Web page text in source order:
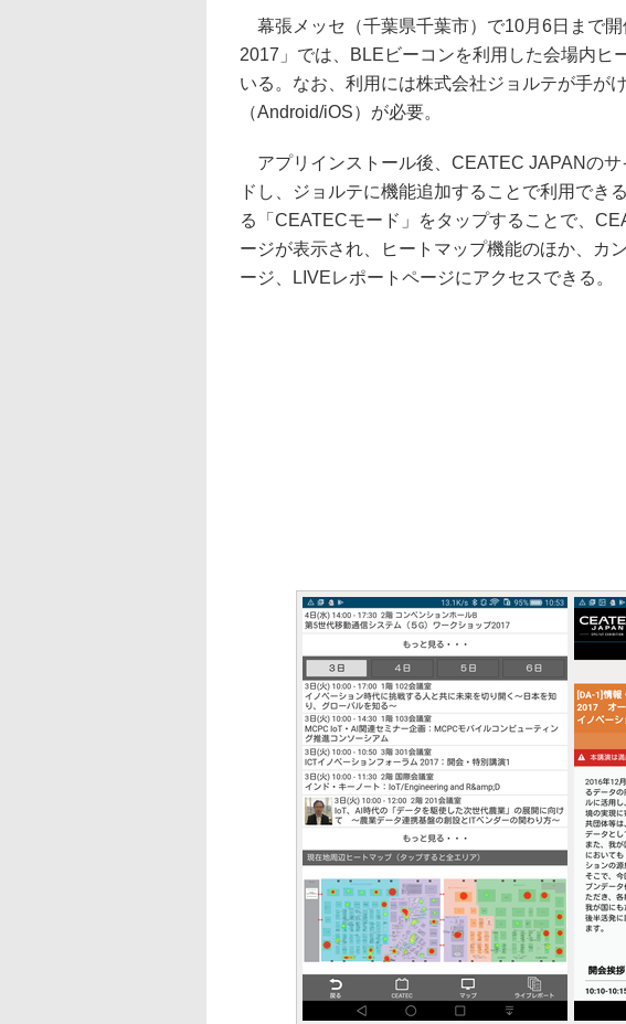
幕張メッセ（千葉県千葉市）で10月6日まで
2017」では、BLEビーコンを利用した会場内ヒ
いる。なお、利用には株式会社ジョルテが手が
（Android/iOS）が必要。
アプリインストール後、CEATEC JAPANの
ドし、ジョルテに機能追加することで利用でき
る「CEATECモード」をタップすることで、
ージが表示され、ヒートマップ機能のほか、カ
ージ、LIVEレポートページにアクセスできる。